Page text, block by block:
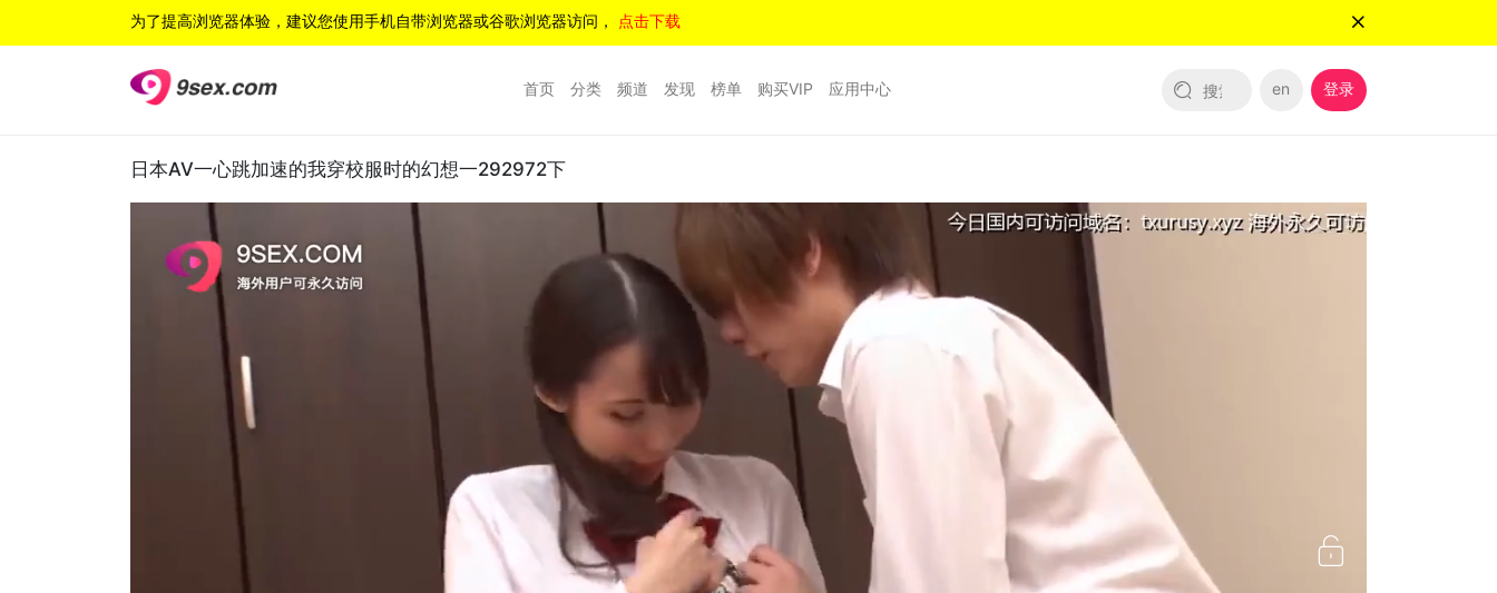
为了提高浏览器体验，建议您使用手机自带浏览器或谷歌浏览器访问， 点击下载
首页 分类 频道 发现 榜单 购买VIP 应用中心 en 登录
日本AV一心跳加速的我穿校服时的幻想一292972下